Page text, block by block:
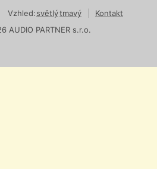
Vzhled:světlýtmavý
Kontakt
AUDIO PARTNER s.r.o.